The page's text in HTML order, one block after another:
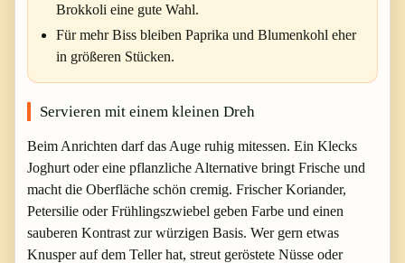
Brokkoli eine gute Wahl.
Für mehr Biss bleiben Paprika und Blumenkohl eher
in größeren Stücken.
Servieren mit einem kleinen Dreh
Beim Anrichten darf das Auge ruhig mitessen. Ein Klecks
Joghurt oder eine pflanzliche Alternative bringt Frische und
macht die Oberfläche schön cremig. Frischer Koriander,
Petersilie oder Frühlingszwiebel geben Farbe und einen
sauberen Kontrast zur würzigen Basis. Wer gern etwas
Knusper auf dem Teller hat, streut geröstete Nüsse oder